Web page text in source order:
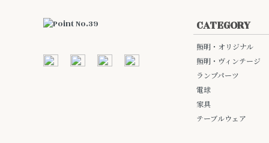
CATEGORY
照明・オリジナル
照明・ヴィンテージ
ランプパーツ
電球
家具
テーブルウェア